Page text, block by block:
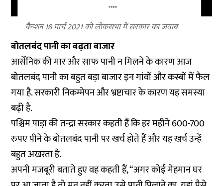
कैप्शन 18 मार्च 2021 को लोकसभा में सरकार का जवाब
बोतलबंद पानी का बढ़ता बाजार
आर्सेनिक की मार और साफ पानी न मिलने के कारण आज
बोतलबंद पानी का बहुत बड़ा बाजार इन गांवों और कस्बों में फैल
गया है. सरकारी निकम्मेपन और भ्रष्टाचार के कारण यह समस्या
बढ़ी है.
पश्चिम पाड़ा की तन्द्रा सरकार कहती हैं कि हर महीने 600-700
रुपए पीने के बोतलबंद पानी पर खर्च होते हैं और यह खर्च उन्हें
बहुत अखरता है.
अपनी मजबूरी बताते हुए वह कहती हैं, “अगर कोई मेहमान घर